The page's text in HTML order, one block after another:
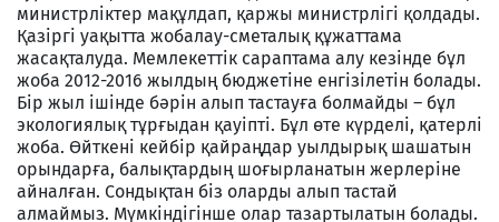
министрліктер мақұлдап, қаржы министрлігі қолдады.
Қазіргі уақытта жобалау-сметалық құжаттама
жасақталуда. Мемлекеттік сараптама алу кезінде бұл
жоба 2012-2016 жылдың бюджетіне енгізілетін болады.
Бір жыл ішінде бәрін алып тастауға болмайды – бұл
экологиялық тұрғыдан қауіпті. Бұл өте күрделі, қатерлі
жоба. Өйткені кейбір қайраңдар уылдырық шашатын
орындарға, балықтардың шоғырланатын жерлеріне
айналған. Сондықтан біз оларды алып тастай
алмаймыз. Мүмкіндігінше олар тазартылатын болады.